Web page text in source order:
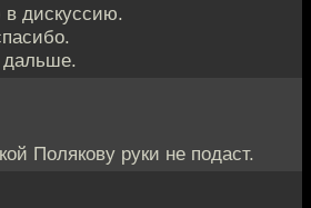
в дискуссию.
Полякову руки не подаст.